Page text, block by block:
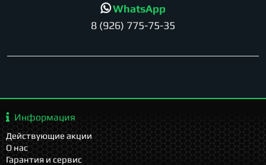
WhatsApp
8 (926) 775-75-35
Информация
Действующие акции
О нас
Гарантия и сервис